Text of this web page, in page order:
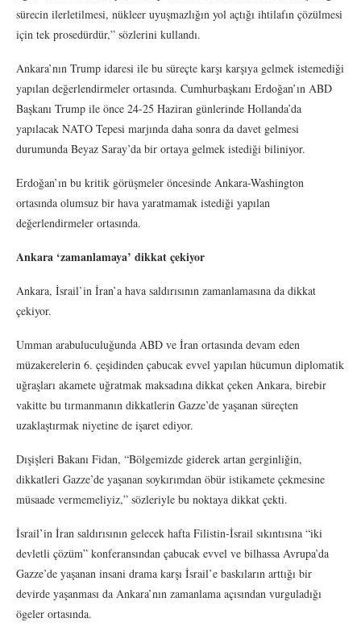
sürecin ilerletilmesi, nükleer uyuşmazlığın yol açtığı ihtilafın çözülmesi
için tek prosedürdür,” sözlerini kullandı.
Ankara’nın Trump idaresi ile bu süreçte karşı karşıya gelmek istemediği
yapılan değerlendirmeler ortasında. Cumhurbaşkanı Erdoğan’ın ABD
Başkanı Trump ile önce 24-25 Haziran günlerinde Hollanda’da
yapılacak NATO Tepesi marjında daha sonra da davet gelmesi
durumunda Beyaz Saray’da bir ortaya gelmek istediği biliniyor.
Erdoğan’ın bu kritik görüşmeler öncesinde Ankara-Washington
ortasında olumsuz bir hava yaratmamak istediği yapılan
değerlendirmeler ortasında.
Ankara ‘zamanlamaya’ dikkat çekiyor
Ankara, İsrail’in İran’a hava saldırısının zamanlamasına da dikkat
çekiyor.
Umman arabuluculuğunda ABD ve İran ortasında devam eden
müzakerelerin 6. çeşidinden çabucak evvel yapılan hücumun diplomatik
uğraşları akamete uğratmak maksadına dikkat çeken Ankara, birebir
vakitte bu tırmanmanın dikkatlerin Gazze’de yaşanan süreçten
uzaklaştırmak niyetine de işaret ediyor.
Dışişleri Bakanı Fidan, “Bölgemizde giderek artan gerginliğin,
dikkatleri Gazze’de yaşanan soykırımdan öbür istikamete çekmesine
müsaade vermemeliyiz,” sözleriyle bu noktaya dikkat çekti.
İsrail’in İran saldırısının gelecek hafta Filistin-İsrail sıkıntısına “iki
devletli çözüm” konferansından çabucak evvel ve bilhassa Avrupa’da
Gazze’de yaşanan insani drama karşı İsrail’e baskıların arttığı bir
devirde yaşanması da Ankara’nın zamanlama açısından vurguladığı
ögeler ortasında.